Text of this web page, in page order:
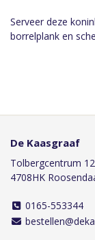
Serveer deze
borrelplank en
De Kaasgraaf
Tolbergcentrum
4708HK
0165-553344